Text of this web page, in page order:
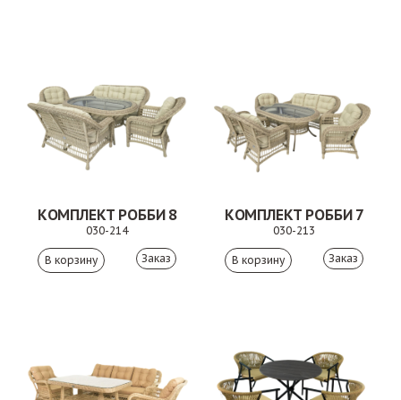
КОМПЛЕКТ РОББИ 8
030-214
Заказ
КОМПЛЕКТ РОББИ 7
030-213
Заказ